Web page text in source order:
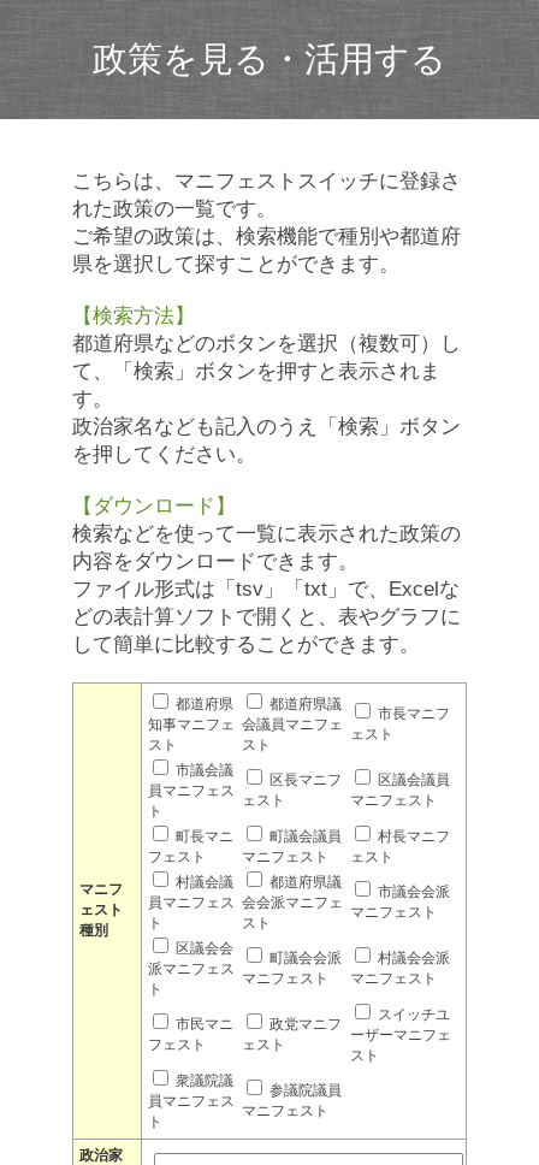
政策を見る・活用する
こちらは、マニフェストスイッチに登録さ
れた政策の一覧です。
ご希望の政策は、検索機能で種別や都道府
県を選択して探すことができます。
【検索方法】
都道府県などのボタンを選択（複数可）し
て、「検索」ボタンを押すと表示されま
す。
政治家名なども記入のうえ「検索」ボタン
を押してください。
【ダウンロード】
検索などを使って一覧に表示された政策の
内容をダウンロードできます。
ファイル形式は「tsv」「txt」で、Excelな
どの表計算ソフトで開くと、表やグラフに
して簡単に比較することができます。
マニフ
ェスト
種別
都道府県
知事マニフェ
スト
都道府県議
会議員マニフェ
スト
市長マニフ
ェスト
市議会議
員マニフェス
ト
区長マニフ
ェスト
区議会議員
マニフェスト
町長マニ
フェスト
町議会議員
マニフェスト
村長マニフ
ェスト
村議会議
員マニフェス
ト
都道府県議
会会派マニフェ
スト
市議会会派
マニフェスト
区議会会
派マニフェス
ト
町議会会派
マニフェスト
村議会会派
マニフェスト
市民マニ
フェスト
政党マニフ
ェスト
スイッチユ
ーザーマニフェ
スト
衆議院議
員マニフェス
ト
参議院議員
マニフェスト
政治家